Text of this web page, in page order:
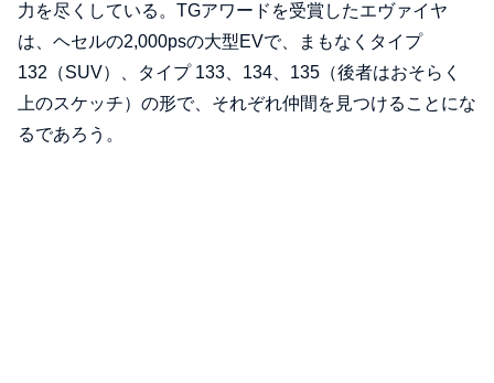
力を尽くしている。TGアワードを受賞したエヴァイヤ
は、ヘセルの2,000psの大型EVで、まもなくタイプ
132（SUV）、タイプ 133、134、135（後者はおそらく
上のスケッチ）の形で、それぞれ仲間を見つけることにな
るであろう。